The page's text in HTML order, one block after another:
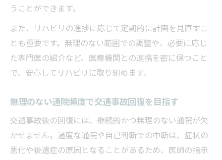
うことができます。
また、リハビリの進捗に応じて定期的に計画を見直すこ
とも重要です。無理のない範囲での調整や、必要に応じ
た専門医の紹介など、医療機関との連携を密に保つこと
で、安心してリハビリに取り組めます。
無理のない通院頻度で交通事故回復を目指す
交通事故後の回復には、継続的かつ無理のない通院が欠
かせません。過度な通院や自己判断での中断は、症状の
悪化や後遺症の原因となることがあるため、医師の指示